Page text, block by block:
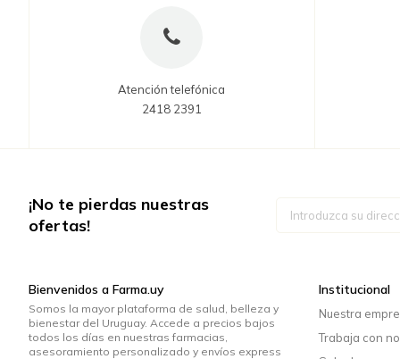
Atención telefónica
2418 2391
¡No te pierdas nuestras
ofertas!
Bienvenidos a Farma.uy
Somos la mayor plataforma de salud, belleza y
bienestar del Uruguay. Accede a precios bajos
todos los días en nuestras farmacias,
asesoramiento personalizado y envíos express
Institucional
Nuestra
Trabaja con